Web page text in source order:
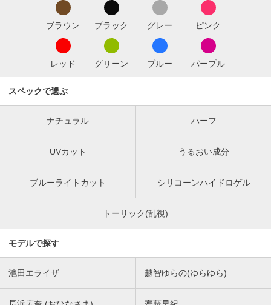
ブラウン ブラック グレー ピンク
レッド グリーン ブルー パープル
スペックで選ぶ
ナチュラル ハーフ
UVカット うるおい成分
ブルーライトカット シリコーンハイドロゲル
トーリック(乱視)
モデルで探す
池田エライザ 越智ゆらの(ゆらゆら)